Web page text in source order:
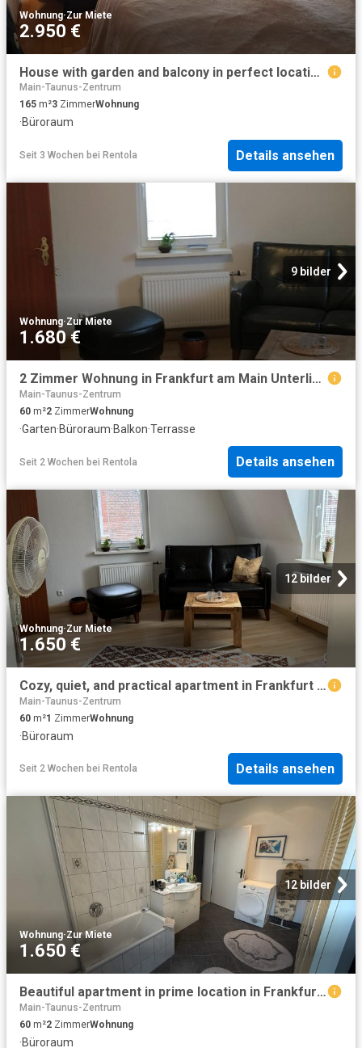
Wohnung·Zur Miete
2.950 €
House with garden and balcony in perfect location, Frankfurt Amsterdam Apartments for Rent
Main-Taunus-Zentrum
165 m²3 ZimmerWohnung
·Büroraum
Seit 3 Wochen bei Rentola Details ansehen
9 bilder
Wohnung·Zur Miete
1.680 €
2 Zimmer Wohnung in Frankfurt am Main Unterliederbach, möbliert Nr. 9338 | tempoFLAT.de
Main-Taunus-Zentrum
60 m²2 ZimmerWohnung
·Garten·Büroraum·Balkon·Terrasse
Seit 2 Wochen bei Rentola Details ansehen
12 bilder
Wohnung·Zur Miete
1.650 €
Cozy, quiet, and practical apartment in Frankfurt am Main, Frankfurt Amsterdam Apartments for Rent
Main-Taunus-Zentrum
60 m²1 ZimmerWohnung
·Büroraum
Seit 2 Wochen bei Rentola Details ansehen
12 bilder
Wohnung·Zur Miete
1.650 €
Beautiful apartment in prime location in Frankfurt am Main
Main-Taunus-Zentrum
60 m²2 ZimmerWohnung
·Büroraum